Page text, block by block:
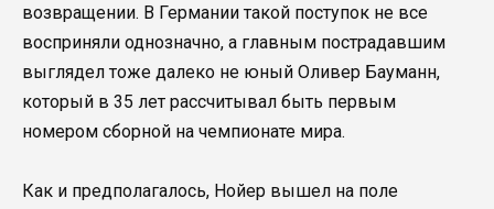
возвращении. В Германии такой поступок не все
восприняли однозначно, а главным пострадавшим
выглядел тоже далеко не юный Оливер Бауманн,
который в 35 лет рассчитывал быть первым
номером сборной на чемпионате мира.
Как и предполагалось, Нойер вышел на поле